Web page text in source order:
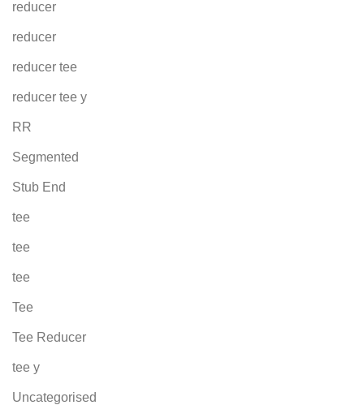
reducer
reducer
reducer tee
reducer tee y
RR
Segmented
Stub End
tee
tee
tee
Tee
Tee Reducer
tee y
Uncategorised